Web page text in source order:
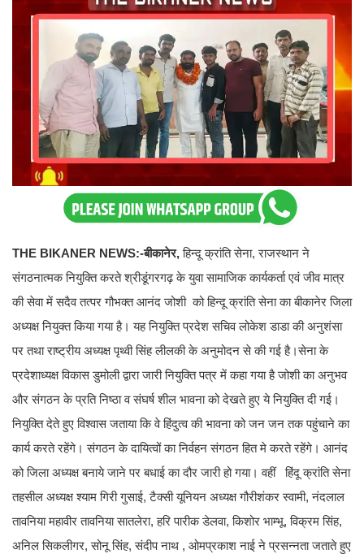
THE BIKANER NEWS:-बीकानेर,हिन्दू क्रांति सेना, राजस्थान ने
संगठनात्मक नियुक्ति करते श्रीडूंगरगढ़ के युवा सामाजिक कार्यकर्ता एवं जीव मात्र
की सेवा में सदैव तत्पर गौभक्त आनंद जोशी को हिन्दू क्रांति सेना का बीकानेर जिला
अध्यक्ष नियुक्त किया गया है। यह नियुक्ति प्रदेश सचिव लोकेश डाडा की अनुशंसा
पर तथा राष्ट्रीय अध्यक्ष पृथ्वी सिंह लीलकी के अनुमोदन से की गई है।सेना के
प्रदेशाध्यक्ष विकास डुमोली द्वारा जारी नियुक्ति पत्र में कहा गया है जोशी का अनुभव
और संगठन के प्रति निष्ठा व संघर्ष शील भावना को देखते हुए ये नियुक्ति दी गई।
नियुक्ति देते हुए विश्वास जताया कि वे हिंदुत्व की भावना को जन जन तक पहुंचाने का
कार्य करते रहेंगे। संगठन के दायित्वों का निर्वहन संगठन हित मे करते रहेंगे। आनंद
को जिला अध्यक्ष बनाये जाने पर बधाई का दौर जारी हो गया। वहीं हिंदू क्रांति सेना
तहसील अध्यक्ष श्याम गिरी गुसाई, टैक्सी यूनियन अध्यक्ष गौरीशंकर स्वामी, नंदलाल
तावनिया महावीर तावनिया सातलेरा, हरि पारीक डेलवा, किशोर भाम्भू, विक्रम सिंह,
अनिल सिकलीगर, सोनू सिंह, संदीप नाथ , ओमप्रकाश नाई ने प्रसन्नता जताते हुए